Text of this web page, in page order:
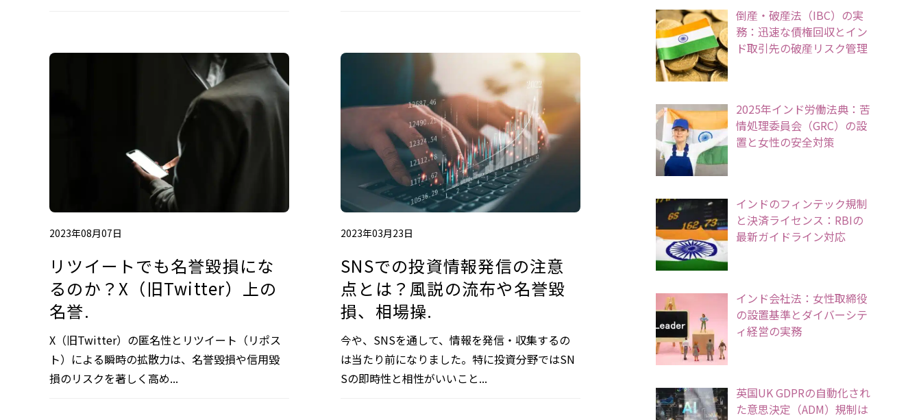
2023年08月07日
リツイートでも名誉毀損にな
るのか？X（旧Twitter）上の
名誉.
X（旧Twitter）の匿名性とリツイート（リポス
ト）による瞬時の拡散力は、名誉毀損や信用毀
損のリスクを著しく高め...
2023年03月23日
SNSでの投資情報発信の注意
点とは？風説の流布や名誉毀
損、相場操.
今や、SNSを通して、情報を発信・収集するの
は当たり前になりました。特に投資分野ではSN
Sの即時性と相性がいいこと...
倒産・破産法（IBC）の実
務：迅速な債権回収とイン
ド取引先の破産リスク管理
2025年インド労働法典：苦
情処理委員会（GRC）の設
置と女性の安全対策
インドのフィンテック規制
と決済ライセンス：RBIの
最新ガイドライン対応
インド会社法：女性取締役
の設置基準とダイバーシテ
ィ経営の実務
英国UK GDPRの自動化され
た意思決定（ADM）規制は